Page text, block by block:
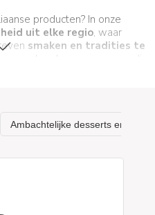
producten? In onze
uit elke regio, waar
smaken en tradities te
worden doorgegeven en die